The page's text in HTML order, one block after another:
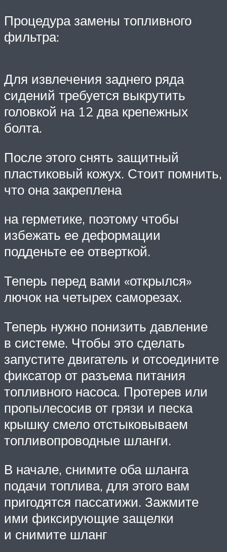
Процедура замены топливного
фильтра:
Для извлечения заднего ряда
сидений требуется выкрутить
головкой на 12 два крепежных
болта.
После этого снять защитный
пластиковый кожух. Стоит помнить,
что она закреплена
на герметике, поэтому чтобы
избежать ее деформации
подденьте ее отверткой.
Теперь перед вами «открылся»
лючок на четырех саморезах.
Теперь нужно понизить давление
в системе. Чтобы это сделать
запустите двигатель и отсоедините
фиксатор от разъема питания
топливного насоса. Протерев или
пропылесосив от грязи и песка
крышку смело отстыковываем
топливопроводные шланги.
В начале, снимите оба шланга
подачи топлива, для этого вам
пригодятся пассатижи. Зажмите
ими фиксирующие защелки
и снимите шланг